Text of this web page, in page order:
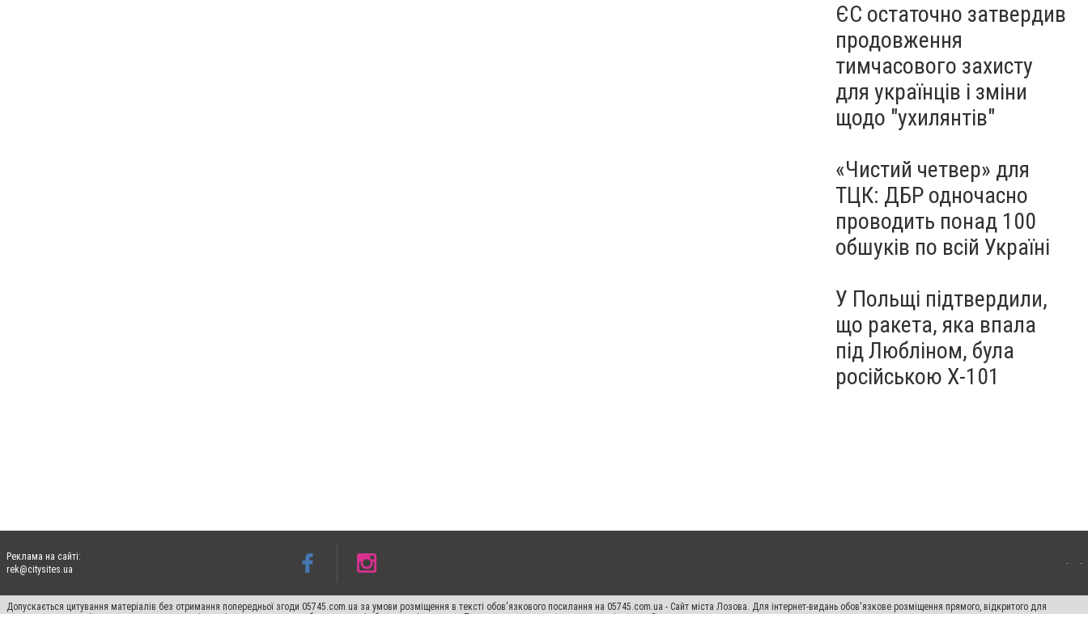
ЄС остаточно затвердив
продовження
тимчасового захисту
для українців і зміни
щодо "ухилянтів"
«Чистий четвер» для
ТЦК: ДБР одночасно
проводить понад 100
обшуків по всій Україні
У Польщі підтвердили,
що ракета, яка впала
під Любліном, була
російською Х-101
Реклама на сайті:
rek@citysites.ua
Допускається цитування матеріалів без отримання попередньої згоди 05745.com.ua за умови розміщення в тексті обов'язкового посилання на 05745.com.ua - Сайт міста Лозова. Для інтернет-видань обов'язкове розміщення прямого, відкритого для
пошукових систем гіперпосилання на цитовані статті не нижче другого абзацу в тексті або в якості джерела. Порушення виняткових прав переслідується Законом.